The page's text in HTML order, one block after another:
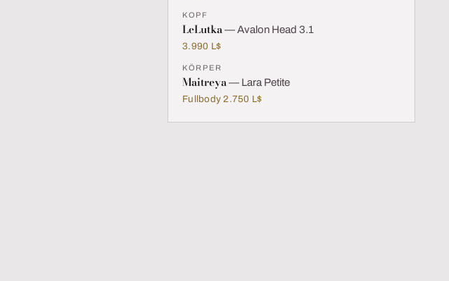
KOPF
LeLutka— Avalon Head 3.1
3.990 L$
KÖRPER
Maitreya— Lara Petite
Fullbody 2.750 L$